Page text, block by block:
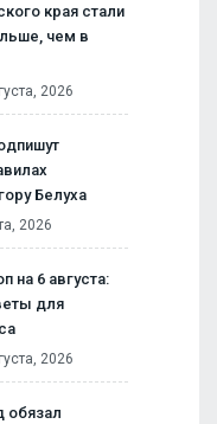
края стали
чем в
2026
Белуха
2026
на 6 августа:
для
2026
обязал